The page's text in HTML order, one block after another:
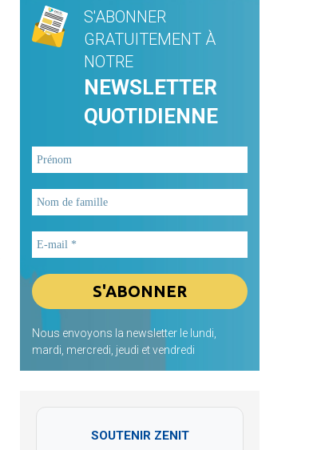
S'ABONNER
GRATUITEMENT À
NOTRE
NEWSLETTER
QUOTIDIENNE
Nous envoyons la newsletter le lundi,
mardi, mercredi, jeudi et vendredi
SOUTENIR ZENIT